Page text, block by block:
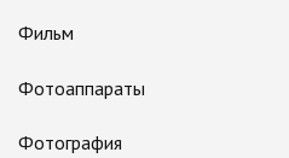
Фильм
Фотоаппараты
Фотография